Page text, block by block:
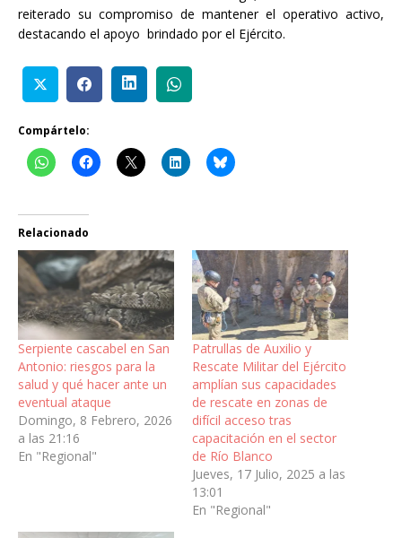
reiterado su compromiso de mantener el operativo activo,
destacando el apoyo brindado por el Ejército.
Compártelo:
Relacionado
Serpiente cascabel en San
Antonio: riesgos para la
salud y qué hacer ante un
eventual ataque
Domingo, 8 Febrero, 2026
a las 21:16
En "Regional"
Patrullas de Auxilio y
Rescate Militar del Ejército
amplían sus capacidades
de rescate en zonas de
difícil acceso tras
capacitación en el sector
de Río Blanco
Jueves, 17 Julio, 2025 a las
13:01
En "Regional"